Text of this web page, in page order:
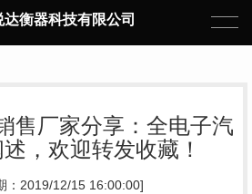
达衡器科技有限公司
售厂家分享：全电子汽
，欢迎转发收藏！
：2019/12/15 16:00:00]